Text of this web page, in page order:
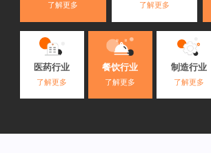
了解更多 了解更多
医药行业
了解更多
餐饮行业
了解更多
制造行业
了解更多